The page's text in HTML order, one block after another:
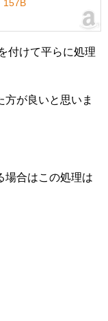
157B
付けて平らに処理
方が良いと思いま
場合はこの処理は